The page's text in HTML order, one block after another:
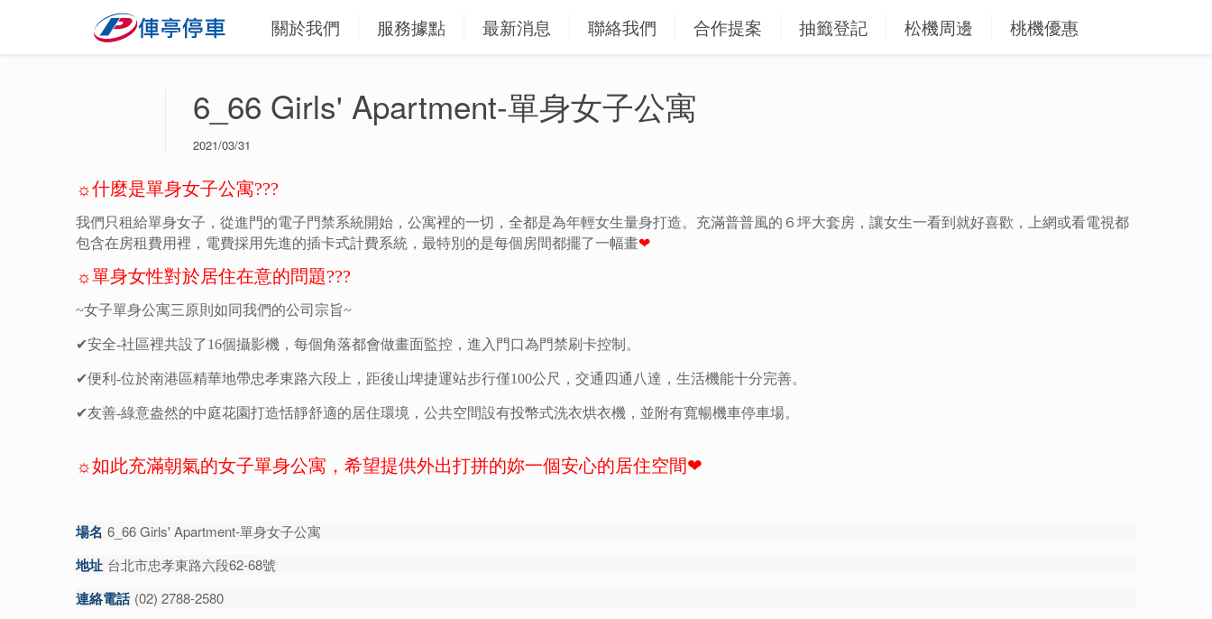
關於我們 服務據點 最新消息 聯絡我們 合作提案 抽籤登記 松機周邊 桃機優惠
6_66 Girls' Apartment-單身女子公寓
2021/03/31
☼什麼是單身女子公寓???
我們只租給單身女子，從進門的電子門禁系統開始，公寓裡的一切，全都是為年輕女生量身打造。充滿普普風的６坪大套房，讓女生一看到就好喜歡，上網或看電視都
包含在房租費用裡，電費採用先進的插卡式計費系統，最特別的是每個房間都擺了一幅畫❤
☼單身女性對於居住在意的問題???
~女子單身公寓三原則如同我們的公司宗旨~
✔安全-社區裡共設了16個攝影機，每個角落都會做畫面監控，進入門口為門禁刷卡控制。
✔便利-位於南港區精華地帶忠孝東路六段上，距後山埤捷運站步行僅100公尺，交通四通八達，生活機能十分完善。
✔友善-綠意盎然的中庭花園打造恬靜舒適的居住環境，公共空間設有投幣式洗衣烘衣機，並附有寬暢機車停車場。
☼如此充滿朝氣的女子單身公寓，希望提供外出打拼的妳一個安心的居住空間❤
場名 6_66 Girls' Apartment-單身女子公寓
地址 台北市忠孝東路六段62-68號
連絡電話 (02) 2788-2580